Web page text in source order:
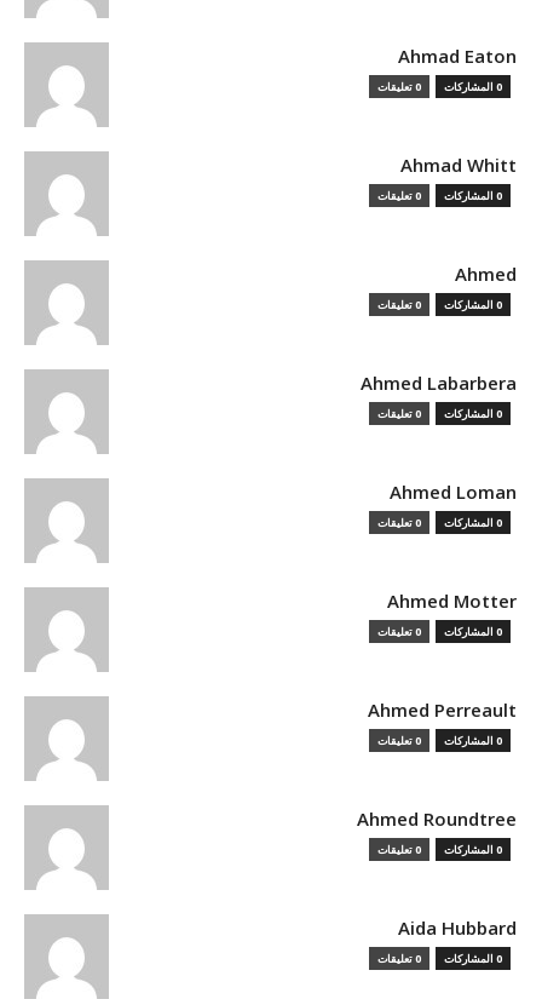
Ahmad Eaton
0 المشاركات 0 تعليقات
Ahmad Whitt
0 المشاركات 0 تعليقات
Ahmed
0 المشاركات 0 تعليقات
Ahmed Labarbera
0 المشاركات 0 تعليقات
Ahmed Loman
0 المشاركات 0 تعليقات
Ahmed Motter
0 المشاركات 0 تعليقات
Ahmed Perreault
0 المشاركات 0 تعليقات
Ahmed Roundtree
0 المشاركات 0 تعليقات
Aida Hubbard
0 المشاركات 0 تعليقات